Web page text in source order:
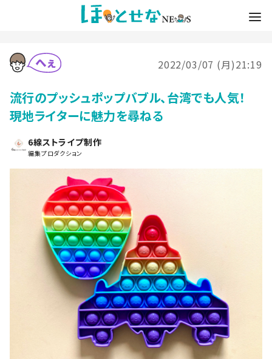
2022/03/07 (月)21:19
流行のプッシュポップバブル、台湾でも人気！
現地ライターに魅力を尋ねる
6線ストライプ制作
編集プロダクション